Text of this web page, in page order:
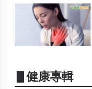
▋健康專輯